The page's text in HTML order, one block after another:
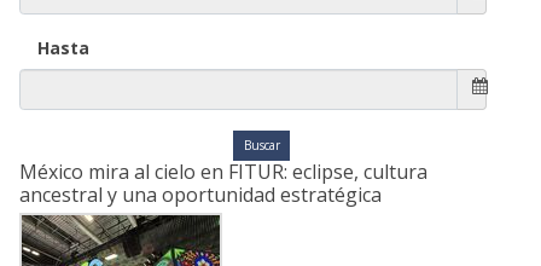
Hasta
México mira al cielo en FITUR: eclipse, cultura
ancestral y una oportunidad estratégica